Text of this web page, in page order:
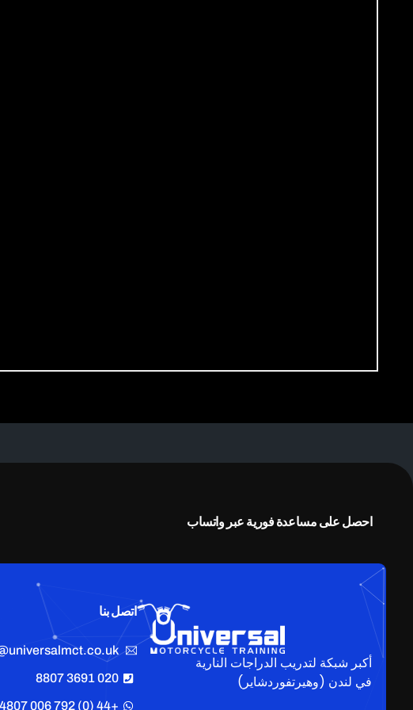
احصل على مساعدة فورية عبر واتساب
أكبر شبكة لتدريب الدراجات النارية
في لندن (وهيرتفوردشاير)
اتصل بنا
020 3691 8807
+44 (0) 792 006 4807